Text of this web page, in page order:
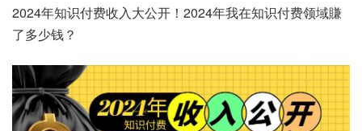
2024年知识付费收入大公开！2024年我在知识付费领域賺
了多少钱？